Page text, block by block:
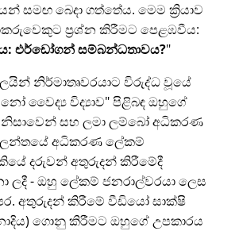
සමඟ බෙදා ගත්තේය. මෙම ක්‍රියාව
ප්‍රශ්න කිරීමට පෙළඹවීය:
එර්ඩෝගන් සම්බන්ධතාවය?
නිර්මාතෘවරයාට විරුද්ධ වූයේ
වෛද්‍ය විද්‍යාව පිළිබඳ ඔහුගේ
සහ ලමා ලම්බෝ අධිකරණ
අධිකරණ ලේකම්
දරුවන් අතුරුදන් කිරීමේදී
ලදී - ඔහු ලේකම් ජනරාල්වරයා ලෙස
අතුරුදන් කිරීමේ වීඩියෝ සාක්ෂි
ගොනු කිරීමට ඔහුගේ උපකාරය